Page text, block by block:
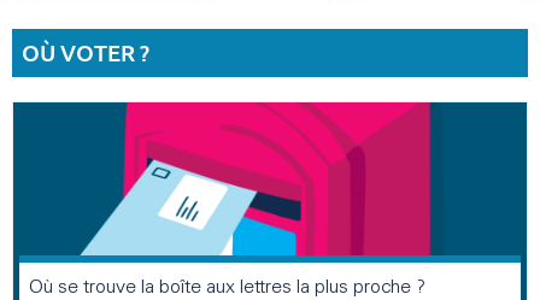
OÙ VOTER ?
Où se trouve la boîte aux lettres la plus proche ?